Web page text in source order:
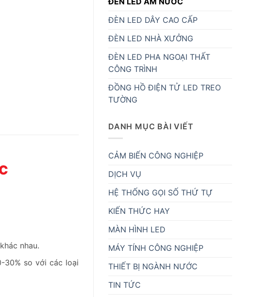
ĐÈN LED DÂY CAO CẤP
ĐÈN LED NHÀ XƯỞNG
ĐÈN LED PHA NGOẠI THẤT
CÔNG TRÌNH
ĐỒNG HỒ ĐIỆN TỬ LED TREO
TƯỜNG
DANH MỤC BÀI VIẾT
CẢM BIẾN CÔNG NGHIỆP
DỊCH VỤ
HỆ THỐNG GỌI SỐ THỨ TỰ
KIẾN THỨC HAY
MÀN HÌNH LED
MÁY TÍNH CÔNG NGHIỆP
THIẾT BỊ NGÀNH NƯỚC
TIN TỨC
nhau.
30% so với các loại